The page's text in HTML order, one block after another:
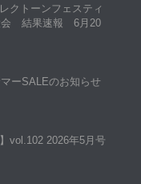
クトーンフェスティ
会 結果速報 6月20
ーSALEのお知らせ
vol.102 2026年5月号